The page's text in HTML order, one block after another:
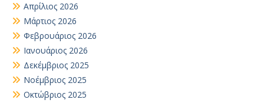
Απρίλιος 2026
Μάρτιος 2026
Φεβρουάριος 2026
Ιανουάριος 2026
Δεκέμβριος 2025
Νοέμβριος 2025
Οκτώβριος 2025